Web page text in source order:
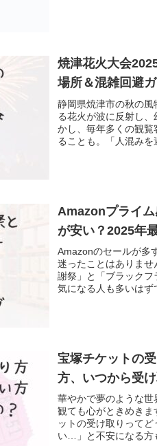
焼津花火大会
場所＆混雑回避
静岡県焼津市の秋の
る花火が波に反射し
かし、毎年多くの観
ることも。「人混みを
Amazonプライ
が安い？2025年
Amazonのセールが多
迷ったことはありま
謝祭」と「ブラック
気になる人も多いはず
宝塚チケットの
方、いつから受
華やかで夢のような
観ても心がときめき
ットの受け取りって
い…」と不安になる方